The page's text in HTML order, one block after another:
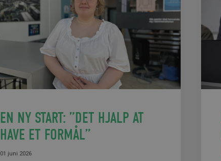
EN NY START: ”DET HJALP AT
HAVE ET FORMÅL”
01 juni 2026